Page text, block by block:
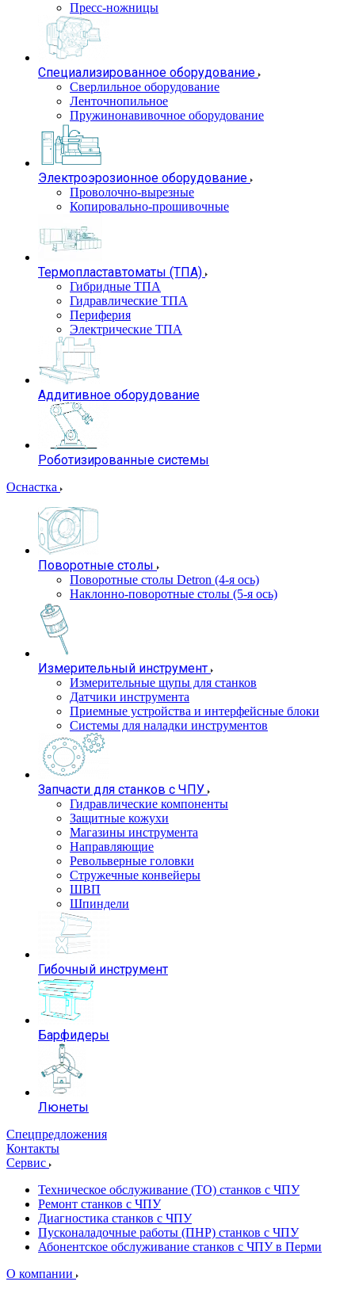
Пресс-ножницы
Специализированное оборудование
Сверлильное оборудование
Ленточнопильное
Пружинонавивочное оборудование
Электроэрозионное оборудование
Проволочно-вырезные
Копировально-прошивочные
Термопластавтоматы (ТПА)
Гибридные ТПА
Гидравлические ТПА
Периферия
Электрические ТПА
Аддитивное оборудование
Роботизированные системы
Оснастка
Поворотные столы
Поворотные столы Detron (4-я ось)
Наклонно-поворотные столы (5-я ось)
Измерительный инструмент
Измерительные щупы для станков
Датчики инструмента
Приемные устройства и интерфейсные блоки
Системы для наладки инструментов
Запчасти для станков с ЧПУ
Гидравлические компоненты
Защитные кожухи
Магазины инструмента
Направляющие
Револьверные головки
Стружечные конвейеры
ШВП
Шпиндели
Гибочный инструмент
Барфидеры
Люнеты
Спецпредложения
Контакты
Сервис
Техническое обслуживание (ТО) станков с ЧПУ
Ремонт станков с ЧПУ
Диагностика станков с ЧПУ
Пусконаладочные работы (ПНР) станков с ЧПУ
Абонентское обслуживание станков с ЧПУ в Перми
О компании